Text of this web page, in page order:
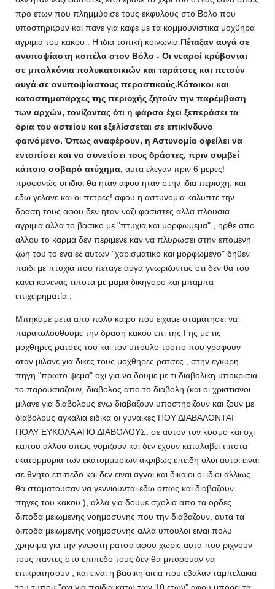
προ ετων που πλημμύρισε τους εκφυλους στο Βολο που
υποστηριζουν και πανε για καφε με τα κομμουνιστικα μοχθηρα
αγριμια του κακου : Η ιδια τοπική κοινωνία Πέταξαν αυγά σε
ανυποψίαστη κοπέλα στον Βόλο - Οι νεαροί κρύβονται
σε μπαλκόνια πολυκατοικιών και ταράτσες και πετούν
αυγά σε ανυποψίαστους περαστικούς.Κάτοικοι και
καταστηματάρχες της περιοχής ζητούν την παρέμβαση
των αρχών, τονίζοντας ότι η φάρσα έχει ξεπεράσει τα
όρια του αστείου και εξελίσσεται σε επικίνδυνο
φαινόμενο. Όπως αναφέρουν, η Αστυνομία οφείλει να
εντοπίσει και να συνετίσει τους δράστες, πριν συμβεί
κάποιο σοβαρό ατύχημα, αυτα ελεγαν πριν 6 μερες!
προφανώς οι ιδιοι θα ηταν αφου ηταν στην ιδια περιοχη, και
εδω γελανε και οι πετρες! αφου η αστυνομια καλυπτε την
δραση τους αφου δεν ηταν ναζι φασιστες αλλα πλουσια
αγριμια αλλα το βασικο με "πτυχια και μορφωμεμα" , ηρθε απο
αλλου το καρμα δεν περιμενε καν να πλυρωσει στην επομενη
ζωη του το ενα εξ αυτων "χαρισματικο και μορφωμενο" δηθεν
παιδι με πτυχια που πεταγε αυγα γνωριζοντας οτι δεν θα του
κανει κανενας τιποτα με μαμα δικηγορο και μπαμπα
επιχειρηματία .
Μπηκαμε μετα απο πολυ καιρο που ειχαμε σταματησει να
παρακολουθουμε την δραση κακου επι της Γης με τις
μοχθηρες ρατσες του και τον υπουλο τροπο που γραφουν
οταν μιλανε για δικες τους μοχθηρες ρατσες , στην εγκυρη
πηγη "πρωτο ψεμα" οχι για να δουμε με τι διαβολικη υποκρισια
το παρουσιαζουν, διαβολος απο το διαβολη (και οι χριστιανοι
μιλανε για διαβολους ενω διαβαζουν υποστηριζουν και ζουν με
διαβολους αγκαλια ειδικα οι γυναικες ΠΟΥ ΔΙΑΒΑΛΟΝΤΑΙ
ΠΟΛΥ ΕΥΚΟΛΑ ΑΠΟ ΔΙΑΒΟΛΟΥΣ, σε αυτον τον κοσμο και οχι
καπου αλλου οπως νομιζουν και δεν εχουν καταλαβει τιποτα
εκατομμυρια των εκατομμυριων ακριβως επειδη ολοι αυτοι ειναι
σε θνητο επιπεδο και δεν ειναι αγνοι και δικαιοι οι ιδιοι αλλιως
θα σταματουσαν να γεννιουνται εδω οπως και διαβαζουν
πηγες του κακου ), αλλα για δουμε σχολια απο τα ορδες
διποδα μειωμενης νοημοσυνης που την διαβαζουν, αυτα τα
διποδα μειωμενης νοημοσυνης αλλα υπουλοι ειναι πολυ
χρησιμα για την γνωστη ρατσα αφου χωρις αυτα που ριχνουν
τους παντες στο επιπεδο τους δεν θα μπορουαν να
επικρατησουν , και ειναι η βασικη αιτια που εβαλαν ταμπελακια